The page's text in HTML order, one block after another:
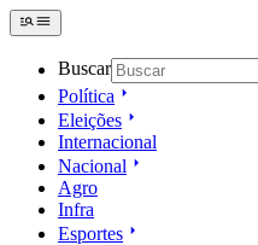
Buscar
Política
Eleições
Internacional
Nacional
Agro
Infra
Esportes